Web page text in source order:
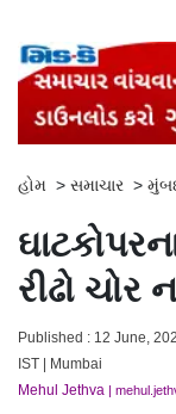
હોમ > સમાચાર >
રીઢો
Published : 12 June,
IST | Mumbai
Mehul Jethva |